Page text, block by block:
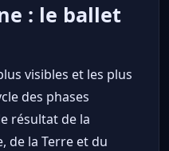
: le ballet
visibles et les plus
des phases
résultat de la
de la Terre et du